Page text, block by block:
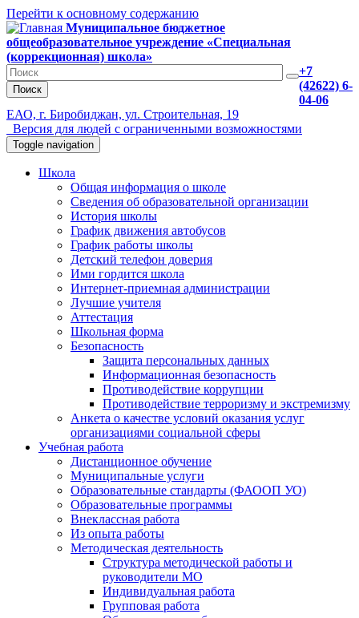
Перейти к основному содержанию
Муниципальное бюджетное
общеобразовательное учреждение «Специальная
(коррекционная) школа»
Поиск
+7
(42622) 6-
04-06
ЕАО, г. Биробиджан, ул. Строительная, 19
Версия для людей с ограниченными возможностями
Toggle navigation
Школа
Общая информация о школе
Сведения об образовательной организации
История школы
График движения автобусов
График работы школы
Детский телефон доверия
Ими гордится школа
Интернет-приемная администрации
Лучшие учителя
Аттестация
Школьная форма
Безопасность
Защита персональных данных
Информационная безопасность
Противодействие коррупции
Противодействие терроризму и экстремизму
Анкета о качестве условий оказания услуг
организациями социальной сферы
Учебная работа
Дистанционное обучение
Муниципальные услуги
Образовательные стандарты (ФАООП УО)
Образовательные программы
Внеклассная работа
Из опыта работы
Методическая деятельность
Структура методической работы и
руководители МО
Индивидуальная работа
Групповая работа